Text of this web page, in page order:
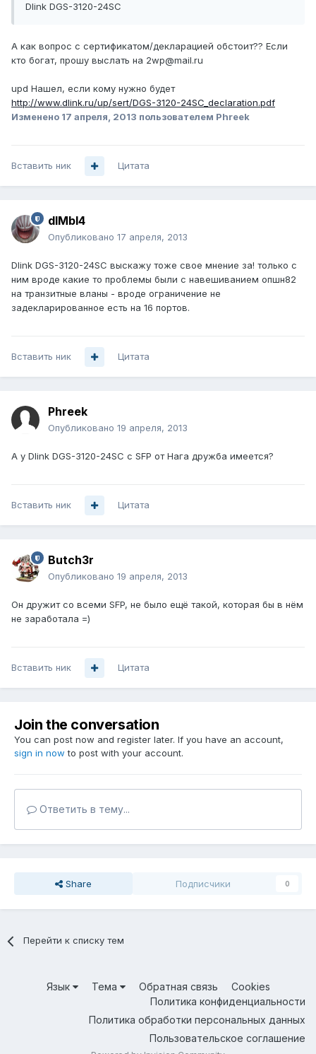
Dlink DGS-3120-24SC
А как вопрос с сертификатом/декларацией обстоит?? Если
кто богат, прошу выслать на 2wp@mail.ru
upd Нашел, если кому нужно будет
http://www.dlink.ru/up/sert/DGS-3120-24SC_declaration.pdf
Изменено 17 апреля, 2013 пользователем Phreek
Вставить ник Цитата
dIMbI4
Опубликовано 17 апреля, 2013
Dlink DGS-3120-24SC выскажу тоже свое мнение за! только с
ним вроде какие то проблемы были с навешиванием опшн82
на транзитные вланы - вроде ограничение не
задекларированное есть на 16 портов.
Вставить ник Цитата
Phreek
Опубликовано 19 апреля, 2013
А у Dlink DGS-3120-24SC с SFP от Нага дружба имеется?
Вставить ник Цитата
Butch3r
Опубликовано 19 апреля, 2013
Он дружит со всеми SFP, не было ещё такой, которая бы в нём
не заработала =)
Вставить ник Цитата
Join the conversation
You can post now and register later. If you have an account,
sign in now to post with your account.
Ответить в тему...
Share Подписчики 0
Перейти к списку тем
Язык Тема Обратная связь
Cookies
Политика конфиденциальности
Политика обработки персональных данных
Пользовательское соглашение